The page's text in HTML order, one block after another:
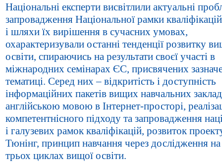
Національні експерти висвітлили актуальні
запровадження Національної рамки
і шляхи їх вирішення в сучасних умовах,
охарактеризували останні тенденції розвитку
освіти, спираючись на результати своєї участі в
міжнародних семінарах ЄС, присвячених
тематиці. Серед них – відкритість і доступність
інформаційних пакетів вищих навчальних
англійською мовою в Інтернет-просторі,
компетентнісного підходу та запровадження
і галузевих рамок кваліфікацій, розвиток
Тюнінг, принцип навчання через дослідження на
трьох циклах вищої освіти.